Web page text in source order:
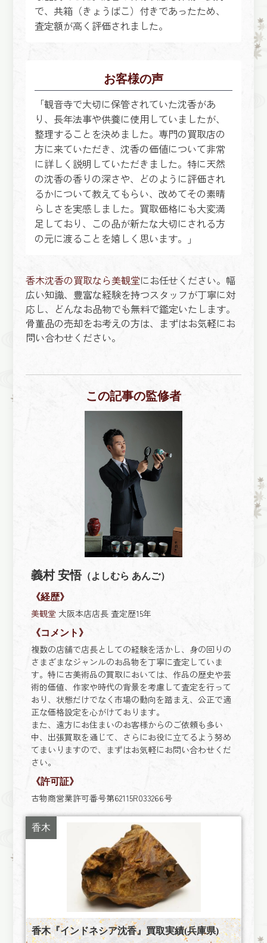
で、共箱（きょうばこ）付きであったため、
査定額が高く評価されました。
お客様の声
「観音寺で大切に保管されていた沈香があ
り、長年法事や供養に使用していましたが、
整理することを決めました。専門の買取店の
方に来ていただき、沈香の価値について非常
に詳しく説明していただきました。特に天然
の沈香の香りの深さや、どのように評価され
るかについて教えてもらい、改めてその素晴
らしさを実感しました。買取価格にも大変満
足しており、この品が新たな大切にされる方
の元に渡ることを嬉しく思います。」
香木沈香の買取なら美観堂にお任せください。幅
広い知識、豊富な経験を持つスタッフが丁寧に対
応し、どんなお品物でも無料で鑑定いたします。
骨董品の売却をお考えの方は、まずはお気軽にお
問い合わせください。
この記事の監修者
義村 安悟（よしむら あんご）
《経歴》
美観堂 大阪本店店長 査定歴15年
《コメント》
複数の店舗で店長としての経験を活かし、身の回りの
さまざまなジャンルのお品物を丁寧に査定していま
す。特に古美術品の買取においては、作品の歴史や芸
術的価値、作家や時代の背景を考慮して査定を行って
おり、状態だけでなく市場の動向を踏まえ、公正で適
正な価格設定を心がけております。
また、遠方にお住まいのお客様からのご依頼も多い
中、出張買取を通じて、さらにお役に立てるよう努め
てまいりますので、まずはお気軽にお問い合わせくだ
さい。
《許可証》
古物商営業許可番号第62115R033266号
香木
香木『インドネシア沈香』買取実績(兵庫県)